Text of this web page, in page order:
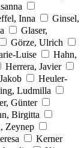
Inna
Ginsel,
Glaser,
Görze, Ulrich
Luise
Hahn,
Herrera, Javier
Heuler-
Ludmilla
Günter
Birgitta
Zeynep
Kerner